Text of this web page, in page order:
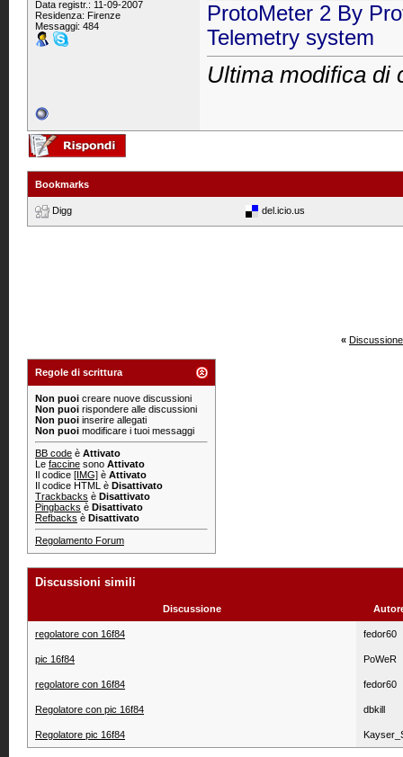
Data registr.: 11-09-2007
Residenza: Firenze
Messaggi: 484
ProtoMeter 2 By
Telemetry system
Ultima modifica di
Bookmarks
Digg del.icio.us
«
Regole di scrittura
Non puoi creare nuove discussioni
Non puoi rispondere alle discussioni
Non puoi inserire allegati
Non puoi modificare i tuoi messaggi
BB code è Attivato
Le faccine sono Attivato
Il codice [IMG] è Attivato
Il codice HTML è Disattivato
Trackbacks è Disattivato
Pingbacks è Disattivato
Refbacks è Disattivato
Regolamento Forum
Discussioni simili
Discussione
regolatore con 16f84 fedor60
pic 16f84 PoWeR
regolatore con 16f84 fedor60
Regolatore con pic 16f84 dbkill
Regolatore pic 16f84